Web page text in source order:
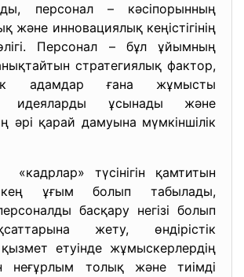
персонал – кәсіпорынның
және инновациялық кеңістігінің
Персонал – бұл ұйымның
стратегиялық фактор,
адамдар ғана жұмысты
идеяларды ұсынады және
әрі қарай дамуына мүмкіншілік
түсінігін қамтитын
ұғым болып табылады,
басқару негізі болып
жету, өндірістік
етуінде жұмыскерлердің
неғұрлым толық және тиімді